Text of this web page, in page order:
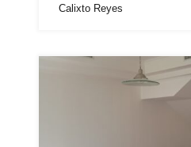
Calixto Reyes